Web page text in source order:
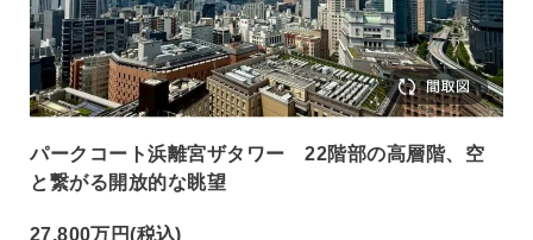
パークコート浜離宮ザタワー 22階部の高層階、空
と繋がる開放的な眺望
27,800万円(税込)